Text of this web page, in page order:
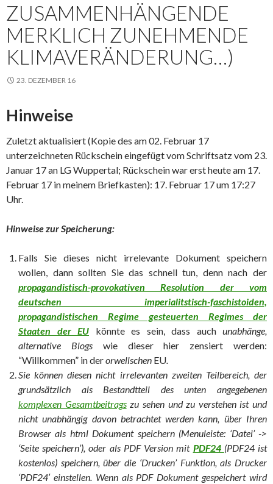
ZUSAMMENHÄNGENDE
MERKLICH ZUNEHMENDE
KLIMAVERÄNDERUNG…)
23. DEZEMBER 16
Hinweise
Zuletzt aktualisiert (Kopie des am 02. Februar 17
unterzeichneten Rückschein eingefügt vom Schriftsatz vom 23.
Januar 17 an LG Wuppertal; Rückschein war erst heute am 17.
Februar 17 in meinem Briefkasten): 17. Februar 17 um 17:27
Uhr.
Hinweise zur Speicherung:
Falls Sie dieses nicht irrelevante Dokument speichern
wollen, dann sollten Sie das schnell tun, denn nach der
propagandistisch-provokativen Resolution der vom
deutschen imperialitstisch-faschistoiden,
propagandistischen Regime gesteuerten Regimes der
Staaten der EU könnte es sein, dass auch unabhänge,
alternative Blogswie dieser hier zensiert werden:
“Willkommen” in derorwellschen EU.
Sie können diesen nicht irrelevanten zweiten Teilbereich, der
grundsätzlich als Bestandtteil des unten angegebenen
komplexen Gesamtbeitragszu sehen und zu verstehen ist und
nicht unabhängig davon betrachtet werden kann, über Ihren
Browser als html Dokument speichern (Menuleiste: ‘Datei’ ->
‘Seite speichern’), oder als PDF Version mit PDF24 (PDF24 ist
kostenlos) speichern, über die ‘Drucken’ Funktion, als Drucker
‘PDF24′ einstellen. Wenn als PDF Dokument gespeichert wird